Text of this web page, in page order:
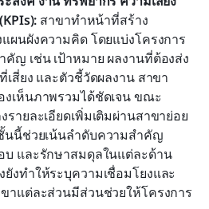
สาขาทำหน้าที่สร้าง
ผนผังความคิด โดยแบ่งโครงการ
ญ เช่น เป้าหมาย ผลงานที่ต้องส่ง
สี่ยง และตัวชี้วัดผลงาน สาขา
เห็นภาพรวมได้ชัดเจน ขณะ
รายละเอียดเพิ่มเติมผ่านสาขาย่อย
นนี้ช่วยเน้นลำดับความสำคัญ
บ และรักษาสมดุลในแต่ละด้าน
งทำให้ระบุความเชื่อมโยงและ
าแต่ละส่วนมีส่วนช่วยให้โครงการ